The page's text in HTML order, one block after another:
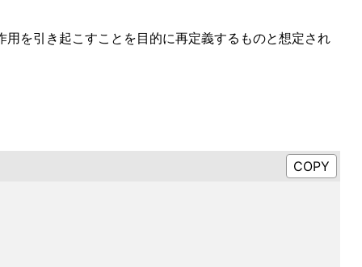
を引き起こすことを目的に再定義するものと想定され